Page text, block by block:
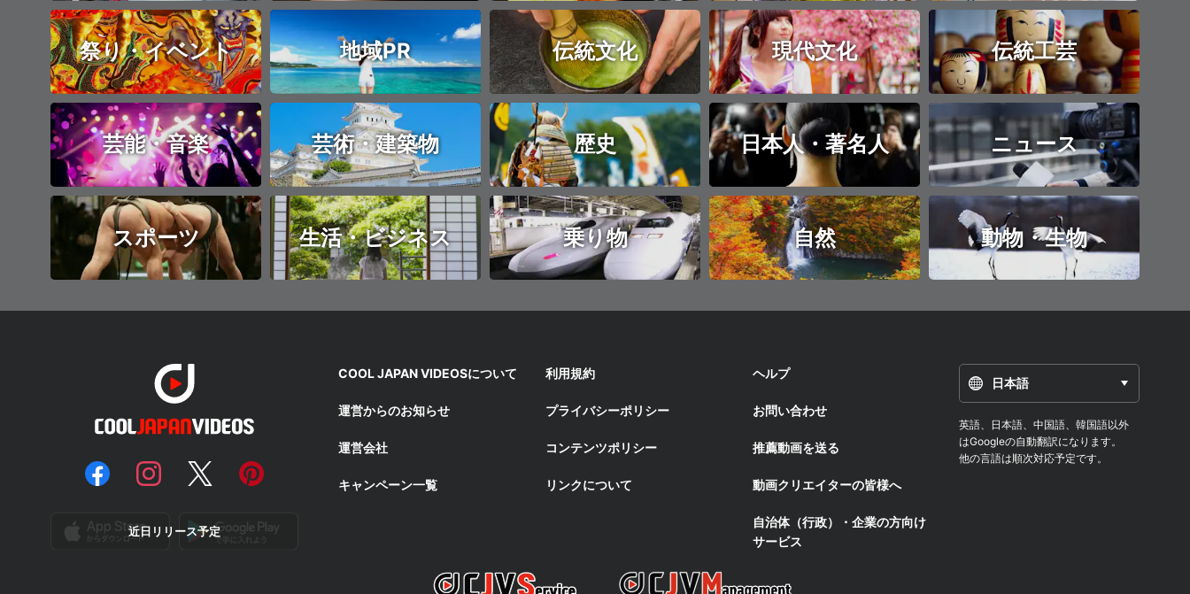
祭り・イベント 地域PR 伝統文化 現代文化 伝統工芸
芸能・音楽 芸術・建築物 歴史 日本人・著名人 ニュース
スポーツ 生活・ビジネス 乗り物 自然 動物・生物
近日リリース予定
COOL JAPAN VIDEOSについて
運営からのお知らせ
運営会社
キャンペーン一覧
利用規約
プライバシーポリシー
コンテンツポリシー
リンクについて
ヘルプ
お問い合わせ
推薦動画を送る
動画クリエイターの皆様へ
自治体（行政）・企業の方向け
サービス
日本語
英語、日本語、中国語、韓国語以外
はGoogleの自動翻訳になります。
他の言語は順次対応予定です。